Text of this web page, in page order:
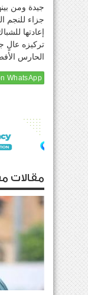
جيدة ومن
جزاء
إعادتها
تركيزه
الحارس
WhatsApp
مقالات